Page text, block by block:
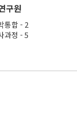
구원
통합 - 2
과정 - 5